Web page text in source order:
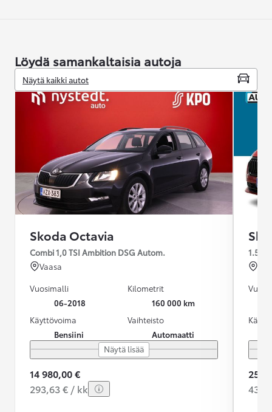
Löydä samankaltaisia autoja
Näytä kaikki autot
Skoda Octavia
Combi 1,0 TSI Ambition DSG Autom.
Vaasa
Vuosimalli
06-2018
Kilometrit
160 000 km
Käyttövoima
Bensiini
Vaihteisto
Automaatti
Näytä lisää
14 980,00 €
293,63 € / kk
1.5
25